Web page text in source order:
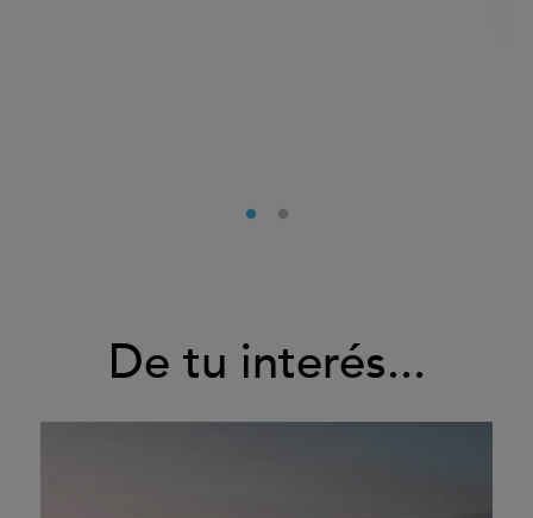
De tu interés...